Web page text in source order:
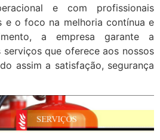
e com profissionais
e o foco na melhoria contínua e
a empresa garante a
que oferece aos nossos
assim a satisfação, segurança